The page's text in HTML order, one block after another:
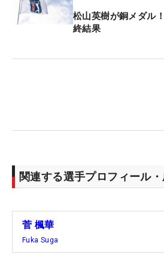
「移動が一番慣れないです。初
なので、練ランも最初から最後
ロになっても意外と物欲が出て
堅実型。とはいえ、家族でおい
松山英樹が銅メダル
終結果
関連する選手プロフィール
菅 楓華
Fuka Suga